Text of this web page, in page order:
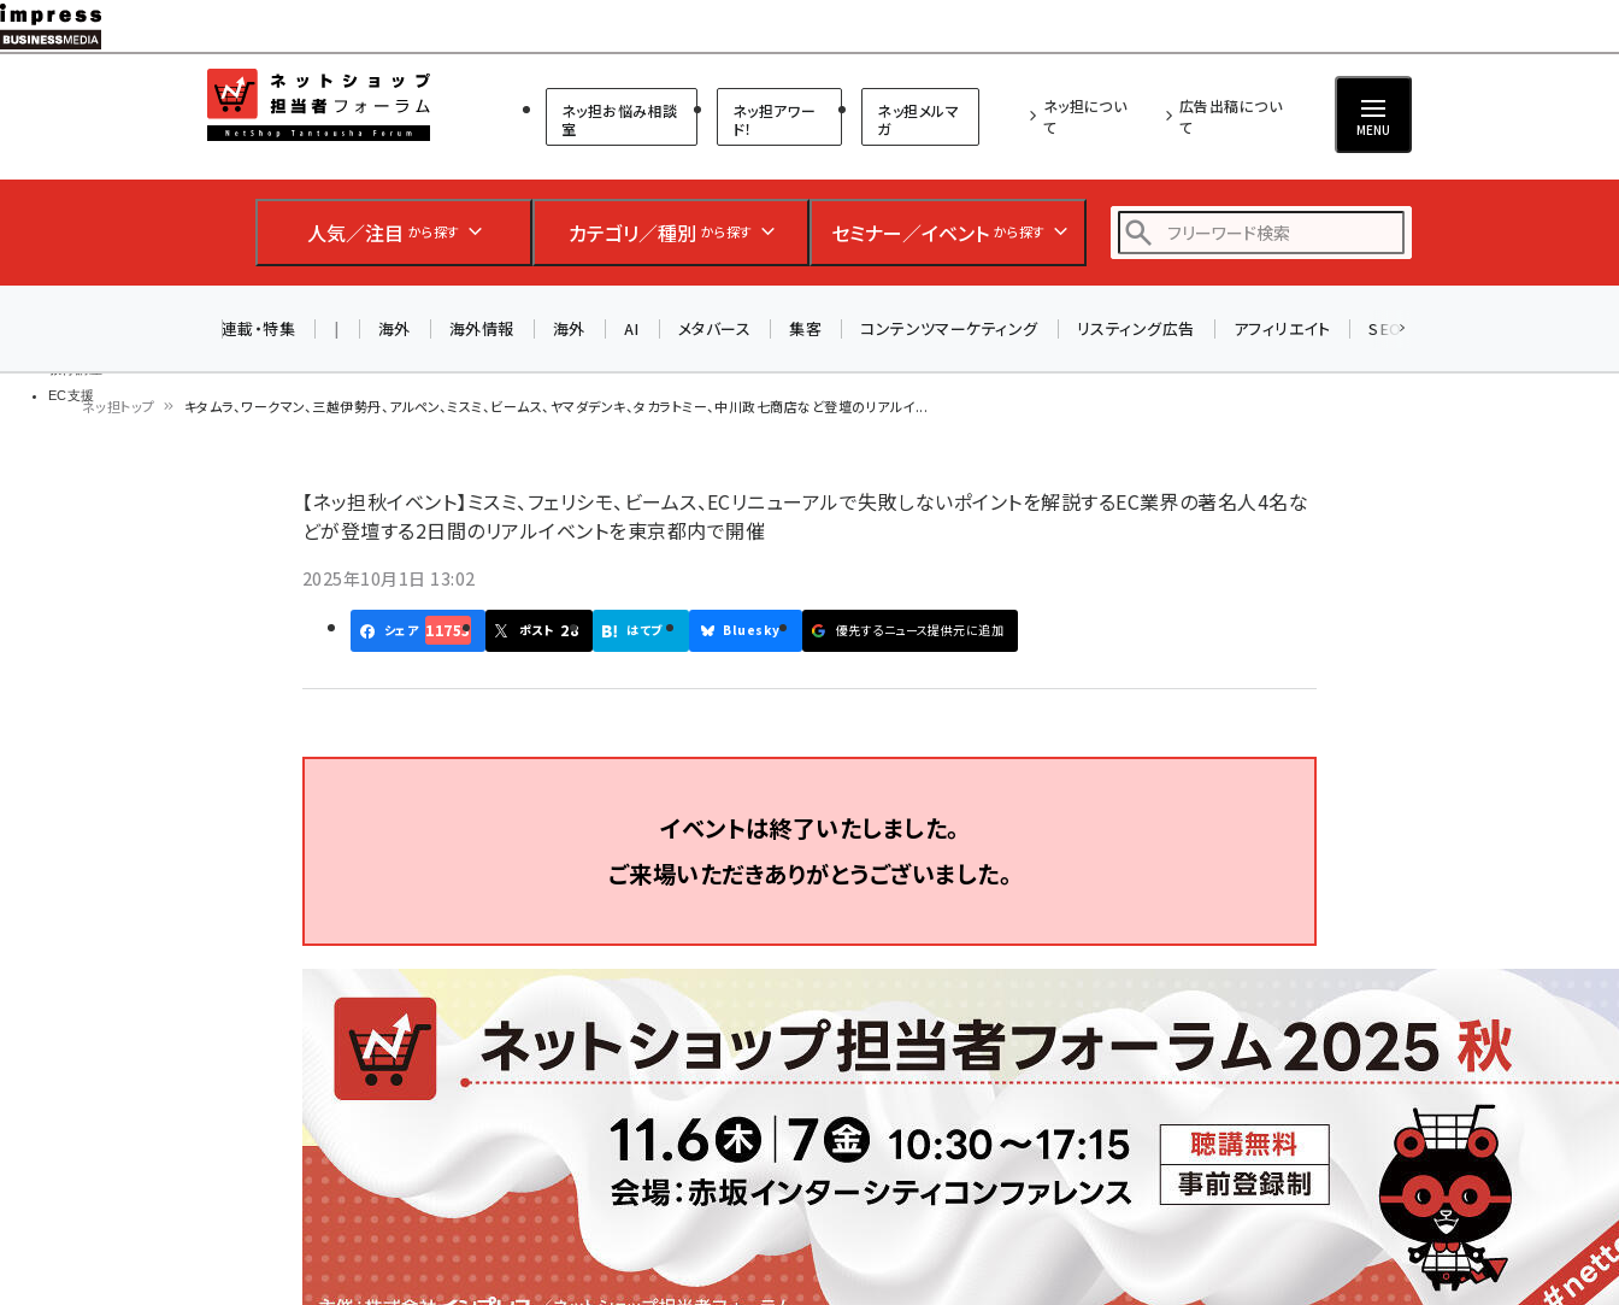
メ
イ
ン
ツ
移
教育講座
EC支援
ネットショップ担当者フォーラム
ネッ担お悩み相談
室
ネッ担アワー
ド！
ネッ担メルマ
ガ
ネッ担につい
て
広告出稿につい
て
MENU
人気／注目 から探す カテゴリ／種別 から探す セミナー／イベント から探す
ecbeing (1204)
連載・特集 | 海外 海外情報 海外 AI メタバース 集客 コンテンツマーケティング リスティング広告 アフィリエイト SEO
ネッ担トップ キタムラ、ワークマン、三越伊勢丹、アルペン、ミスミ、ビームス、ヤマダデンキ、タカラトミー、中川政七商店など登壇のリアルイ...
【ネッ担秋イベント】ミスミ、フェリシモ、ビームス、ECリニューアルで失敗しないポイントを解説するEC業界の著名人4名な
どが登壇する2日間のリアルイベントを東京都内で開催
2025年10月1日 13:02
シェア 11753 ポスト 28 はてブ Bluesky 優先するニュース提供元に追加
イベントは終了いたしました。
ご来場いただきありがとうございました。